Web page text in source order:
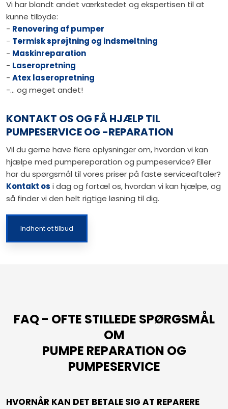
Vi har blandt andet værkstedet og ekspertisen til at
kunne tilbyde:
- ​ Renovering af pumper
- ​ Termisk sprøjtning og indsmeltning
-​ Maskinreparation
-​ Laseropretning
- ​ Atex laseropretning
-​… og meget andet!
KONTAKT OS OG FÅ HJÆLP TIL
PUMPESERVICE OG -REPARATION
Vil du gerne have flere oplysninger om, hvordan vi kan
hjælpe med pumpereparation og pumpeservice? Eller
har du spørgsmål til vores priser på faste serviceaftaler?
Kontakt os i dag og fortæl os, hvordan vi kan hjælpe, og
så finder vi den helt rigtige løsning til dig.
Indhent et tilbud
​FAQ - OFTE STILLEDE SPØRGSMÅL
OM
​PUMPE REPARATION OG
PUMPESERVICE
HVORNÅR KAN DET BETALE SIG AT REPARERE